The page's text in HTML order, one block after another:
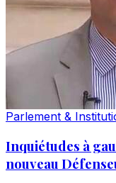
Parlement &
Inquiétudes à
nouveau